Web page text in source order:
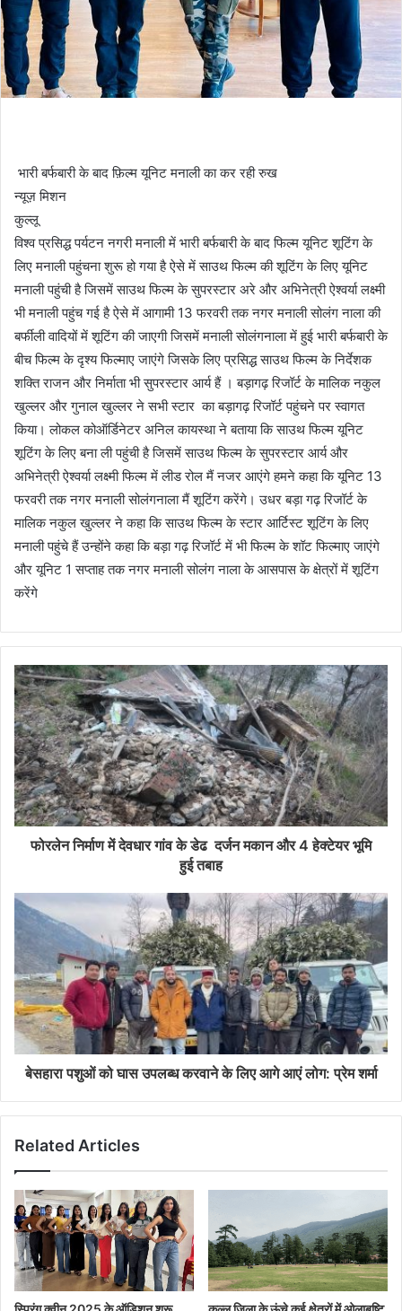
भारी बर्फबारी के बाद फ़िल्म यूनिट मनाली का कर रही रुख
न्यूज़ मिशन
कुल्लू
विश्व प्रसिद्ध पर्यटन नगरी मनाली में भारी बर्फबारी के बाद फिल्म यूनिट शूटिंग के
लिए मनाली पहुंचना शुरू हो गया है ऐसे में साउथ फिल्म की शूटिंग के लिए यूनिट
मनाली पहुंची है जिसमें साउथ फिल्म के सुपरस्टार अरे और अभिनेत्री ऐश्वर्या लक्ष्मी
भी मनाली पहुंच गई है ऐसे में आगामी 13 फरवरी तक नगर मनाली सोलंग नाला की
बर्फीली वादियों में शूटिंग की जाएगी जिसमें मनाली सोलंगनाला में हुई भारी बर्फबारी के
बीच फिल्म के दृश्य फिल्माए जाएंगे जिसके लिए प्रसिद्ध साउथ फिल्म के निर्देशक
शक्ति राजन और निर्माता भी सुपरस्टार आर्य हैं । बड़ागढ़ रिजॉर्ट के मालिक नकुल
खुल्लर और गुनाल खुल्लर ने सभी स्टार का बड़ागढ़ रिजॉर्ट पहुंचने पर स्वागत
किया। लोकल कोऑर्डिनेटर अनिल कायस्था ने बताया कि साउथ फिल्म यूनिट
शूटिंग के लिए बना ली पहुंची है जिसमें साउथ फिल्म के सुपरस्टार आर्य और
अभिनेत्री ऐश्वर्या लक्ष्मी फिल्म में लीड रोल मैं नजर आएंगे हमने कहा कि यूनिट 13
फरवरी तक नगर मनाली सोलंगनाला मैं शूटिंग करेंगे। उधर बड़ा गढ़ रिजॉर्ट के
मालिक नकुल खुल्लर ने कहा कि साउथ फिल्म के स्टार आर्टिस्ट शूटिंग के लिए
मनाली पहुंचे हैं उन्होंने कहा कि बड़ा गढ़ रिजॉर्ट में भी फिल्म के शॉट फिल्माए जाएंगे
और यूनिट 1 सप्ताह तक नगर मनाली सोलंग नाला के आसपास के क्षेत्रों में शूटिंग
करेंगे
फोरलेन निर्माण में देवधार गांव के डेढ दर्जन मकान और 4 हेक्टेयर भूमि
हुई तबाह
बेसहारा पशुओं को घास उपलब्ध करवाने के लिए आगे आएं लोग: प्रेम शर्मा
Related Articles